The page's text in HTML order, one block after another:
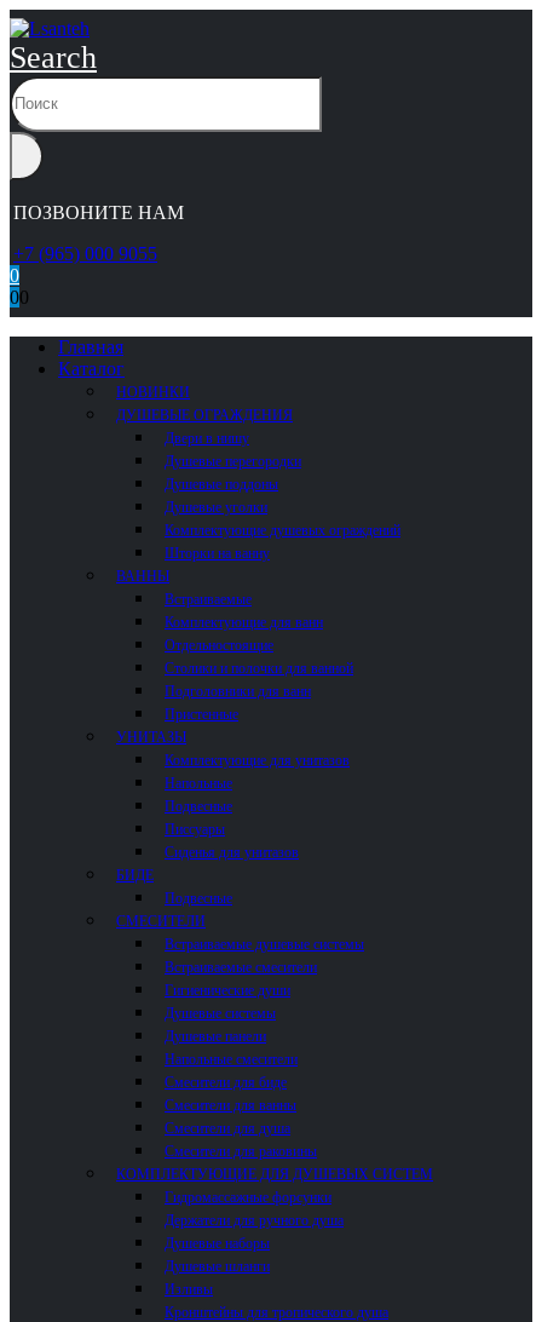
Search
ПОЗВОНИТЕ НАМ
+7 (965) 000 9055
0
00
Главная
Каталог
НОВИНКИ
ДУШЕВЫЕ ОГРАЖДЕНИЯ
Двери в нишу
Душевые перегородки
Душевые поддоны
Душевые уголки
Комплектующие душевых ограждений
Шторки на ванну
ВАННЫ
Встраиваемые
Комплектующие для ванн
Отдельностоящие
Столики и полочки для ванной
Подголовники для ванн
Пристенные
УНИТАЗЫ
Комплектующие для унитазов
Напольные
Подвесные
Писсуары
Сиденья для унитазов
БИДЕ
Подвесные
СМЕСИТЕЛИ
Встраиваемые душевые системы
Встраиваемые смесители
Гигиенические души
Душевые системы
Душевые панели
Напольные смесители
Смесители для биде
Смесители для ванны
Смесители для душа
Смесители для раковины
КОМПЛЕКТУЮЩИЕ ДЛЯ ДУШЕВЫХ СИСТЕМ
Гидромассажные форсунки
Держатели для ручного душа
Душевые наборы
Душевые шланги
Изливы
Кронштейны для тропического душа